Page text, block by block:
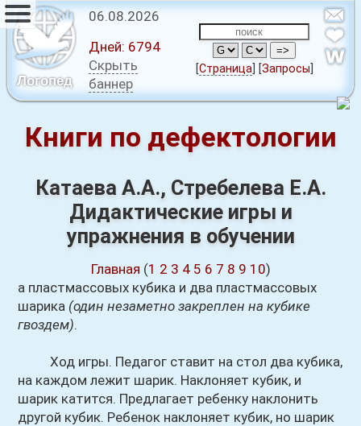
Логопед
06.08.2026
Дней: 6794
Скрыть
баннер
[Страница [Запросы
Книги по дефектологии
Катаева А.А., Стребелева Е.А.
Дидактические игры и
упражнения в обучении
Главная (1 2 3 4 5 6 7 8 9 10)
а пластмассовых кубика и два пластмассовых
шарика (один незаметно закреплен на кубике
гвоздем).
Ход игры. Педагог ставит на стол два кубика,
на каждом лежит шарик. Наклоняет кубик, и
шарик катится. Предлагает ребенку наклонить
другой кубик. Ребенок наклоняет кубик, но шарик